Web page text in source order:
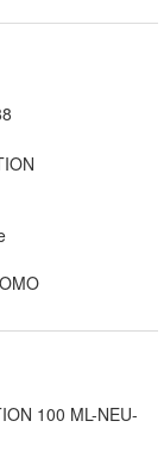
100 ML-NEU-